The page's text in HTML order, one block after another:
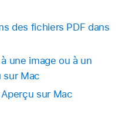
des fichiers PDF dans
une image ou à un
sur Mac
sur Mac